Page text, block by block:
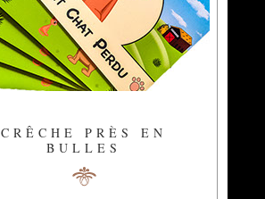
CRÊCHE PRÈS EN
BULLES